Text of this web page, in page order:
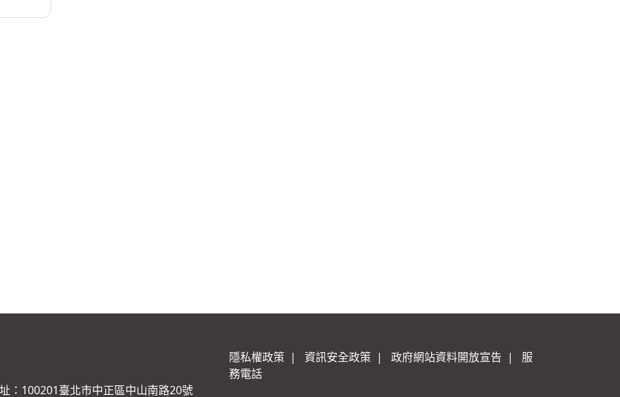
：100201臺北市中正區中山南路20號
隱私權政策 | 資訊安全政策 | 政府網站資料開放宣告 |
服
務電話